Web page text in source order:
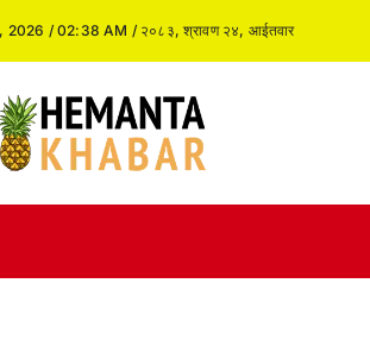
2026 / 02:38 AM / २०८३, श्रावण २४, आईतवार